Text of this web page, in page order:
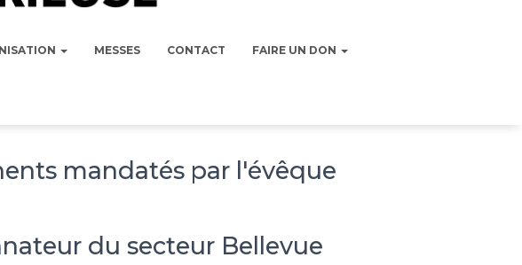
MESSES CONTACT FAIRE UN DON
mandatés par l'évêque
du secteur Bellevue